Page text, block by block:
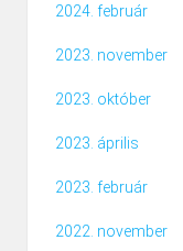
2024. február
2023. november
2023. október
2023. április
2023. február
2022. november